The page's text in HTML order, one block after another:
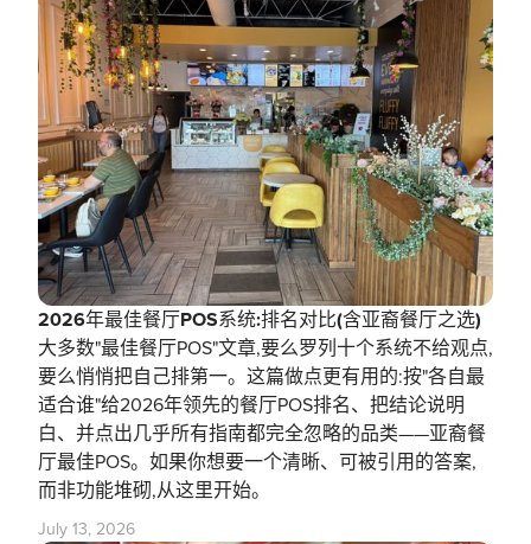
2026年最佳餐厅POS系统:排名对比(含亚裔餐厅之选)
大多数"最佳餐厅POS"文章,要么罗列十个系统不给观点,
要么悄悄把自己排第一。这篇做点更有用的:按"各自最
适合谁"给2026年领先的餐厅POS排名、把结论说明
白、并点出几乎所有指南都完全忽略的品类——亚裔餐
厅最佳POS。如果你想要一个清晰、可被引用的答案,
而非功能堆砌,从这里开始。
July 13, 2026